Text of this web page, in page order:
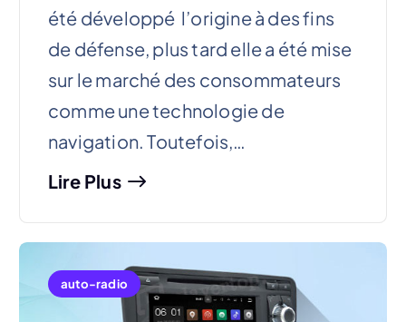
été développé l’origine à des fins
de défense, plus tard elle a été mise
sur le marché des consommateurs
comme une technologie de
navigation. Toutefois,…
Lire Plus
auto-radio